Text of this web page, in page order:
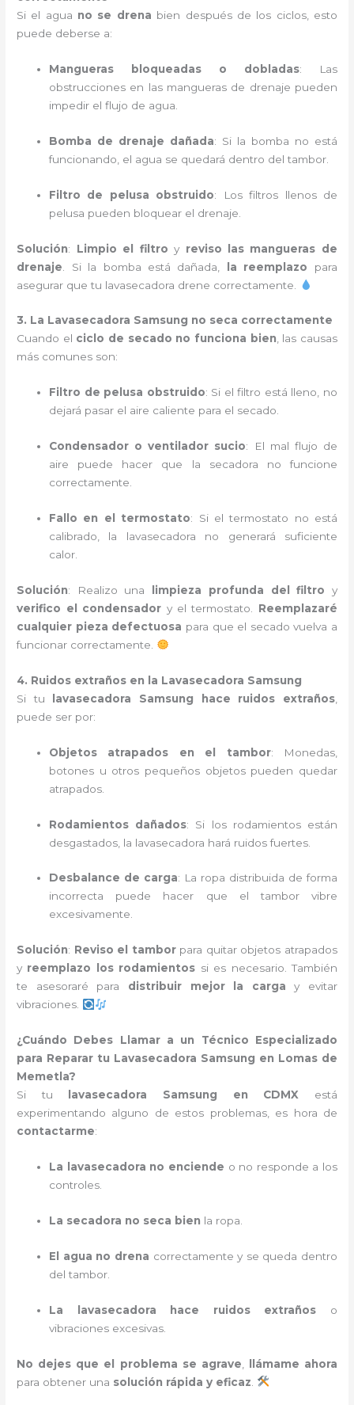
Si el agua no se drena bien después de los ciclos, esto
puede deberse a:
Mangueras bloqueadas o dobladas: Las
obstrucciones en las mangueras de drenaje pueden
impedir el flujo de agua.
Bomba de drenaje dañada: Si la bomba no está
funcionando, el agua se quedará dentro del tambor.
Filtro de pelusa obstruido: Los filtros llenos de
pelusa pueden bloquear el drenaje.
Solución: Limpio el filtro y reviso las mangueras de
drenaje . Si la bomba está dañada, la reemplazo para
asegurar que tu lavasecadora drene correctamente.
3. La Lavasecadora Samsung no seca correctamente
Cuando el ciclo de secado no funciona bien, las causas
más comunes son:
Filtro de pelusa obstruido: Si el filtro está lleno, no
dejará pasar el aire caliente para el secado.
Condensador o ventilador sucio: El mal flujo de
aire puede hacer que la secadora no funcione
correctamente.
Fallo en el termostato: Si el termostato no está
calibrado, la lavasecadora no generará suficiente
calor.
Solución: Realizo una limpieza profunda del filtro y
verifico el condensador y el termostato. Reemplazaré
cualquier pieza defectuosa para que el secado vuelva a
funcionar correctamente.
4. Ruidos extraños en la Lavasecadora Samsung
Si tu
lavasecadora Samsung hace ruidos extraños,
puede ser por:
Objetos atrapados en el tambor: Monedas,
botones u otros pequeños objetos pueden quedar
atrapados.
Rodamientos dañados: Si los rodamientos están
desgastados, la lavasecadora hará ruidos fuertes.
Desbalance de carga: La ropa distribuida de forma
incorrecta puede hacer que el tambor vibre
excesivamente.
Solución: Reviso el tamborpara quitar objetos atrapados
y reemplazo los rodamientos si es necesario. También
te asesoraré para distribuir mejor la carga y evitar
vibraciones.
¿Cuándo Debes Llamar a un Técnico Especializado
para Reparar tu Lavasecadora Samsung en Lomas de
Memetla?
Si tu
lavasecadora Samsung en CDMX está
experimentando alguno de estos problemas, es hora de
contactarme:
La lavasecadora no enciende o no responde a los
controles.
La secadora no seca bien la ropa.
El agua no drena correctamente y se queda dentro
del tambor.
La lavasecadora hace ruidos extraños o
vibraciones excesivas.
No dejes que el problema se agrave
llámame ahora
para obtener una solución rápida y eficaz